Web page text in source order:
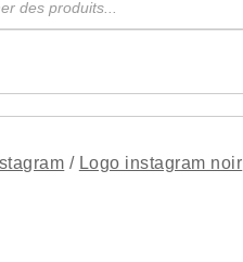
/ Logo instagram noir